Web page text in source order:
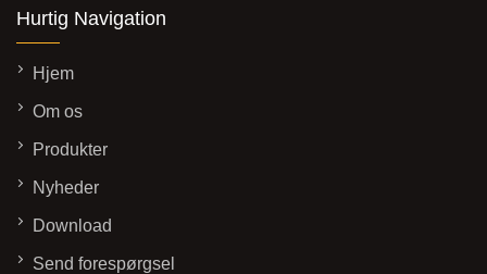
Hurtig Navigation
Hjem
Om os
Produkter
Nyheder
Download
Send forespørgsel